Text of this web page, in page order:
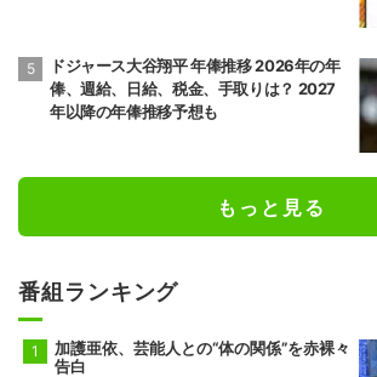
ドジャース大谷翔平 年俸推移 2026年の年
俸、週給、日給、税金、手取りは？ 2027
年以降の年俸推移予想も
もっと見る
番組ランキング
加護亜依、芸能人との“体の関係”を赤裸々
告白